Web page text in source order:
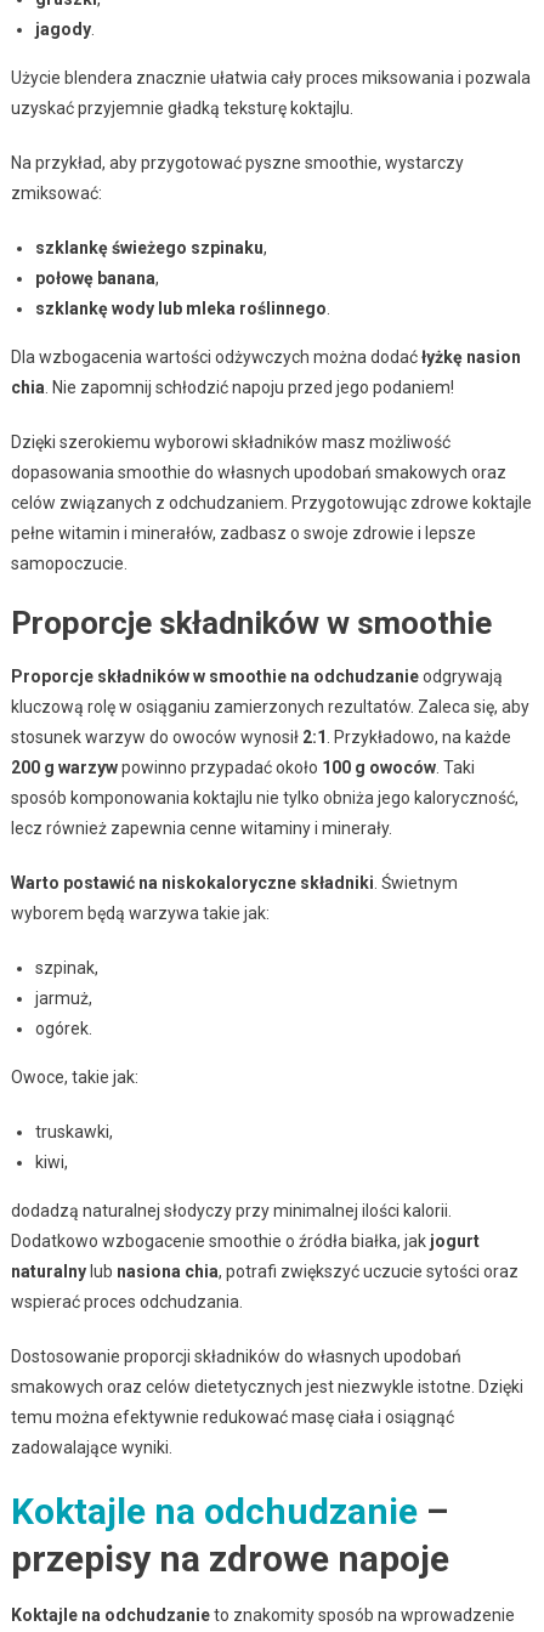
jagody.
Użycie blendera znacznie ułatwia cały proces miksowania i pozwala
uzyskać przyjemnie gładką teksturę koktajlu.
Na przykład, aby przygotować pyszne smoothie, wystarczy
zmiksować:
szklankę świeżego szpinaku,
połowę banana,
szklankę wody lub mleka roślinnego
Dla wzbogacenia wartości odżywczych można dodaćłyżkę nasion
chia . Nie zapomnij schłodzić napoju przed jego podaniem!
Dzięki szerokiemu wyborowi składników masz możliwość
dopasowania smoothie do własnych upodobań smakowych oraz
celów związanych z odchudzaniem. Przygotowując zdrowe koktajle
pełne witamin i minerałów, zadbasz o swoje zdrowie i lepsze
samopoczucie.
Proporcje składników w smoothie
Proporcje składników w smoothie na odchudzanieodgrywają
kluczową rolę w osiąganiu zamierzonych rezultatów. Zaleca się, aby
stosunek warzyw do owoców wynosił 2:1
. Przykładowo, na każde
200 g warzywpowinno przypadać około 100 g owoców. Taki
sposób komponowania koktajlu nie tylko obniża jego kaloryczność,
lecz również zapewnia cenne witaminy i minerały.
Warto postawić na niskokaloryczne składniki . Świetnym
wyborem będą warzywa takie jak:
szpinak,
jarmuż,
ogórek.
Owoce, takie jak:
truskawki,
kiwi,
dodadzą naturalnej słodyczy przy minimalnej ilości kalorii.
Dodatkowo wzbogacenie smoothie o źródła białka, jak jogurt
naturalnylub nasiona chia, potrafi zwiększyć uczucie sytości oraz
wspierać proces odchudzania.
Dostosowanie proporcji składników do własnych upodobań
smakowych oraz celów dietetycznych jest niezwykle istotne. Dzięki
temu można efektywnie redukować masę ciała i osiągnąć
zadowalające wyniki.
Koktajle na odchudzanie–
przepisy na zdrowe napoje
Koktajle na odchudzanieto znakomity sposób na wprowadzenie